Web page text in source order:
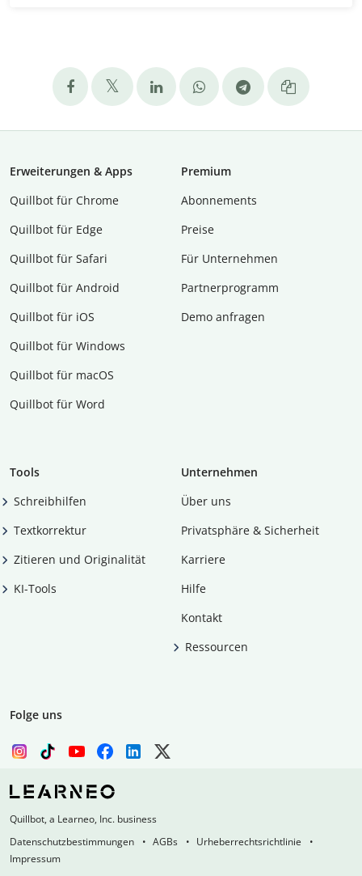
Erweiterungen & Apps
Quillbot für Chrome
Quillbot für Edge
Quillbot für Safari
Quillbot für Android
Quillbot für iOS
Quillbot für Windows
Quillbot für macOS
Quillbot für Word
Premium
Abon­ne­ments
Preise
Für Unternehmen
Partnerprogramm
Demo anfragen
Tools
Schreibhilfen
Textkorrektur
Zitieren und Originalität
KI-Tools
Unternehmen
Über uns
Privatsphäre & Sicherheit
Karriere
Hilfe
Kontakt
Ressourcen
Folge uns
Quillbot, a Learneo, Inc. business
Datenschutzbestimmungen
AGBs
Urheberrechtsrichtlinie
Impressum